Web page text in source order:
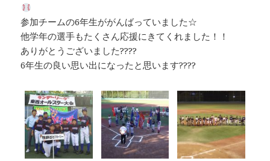
参加チームの6年生ががんばっていました☆
他学年の選手もたくさん応援にきてくれました！！
ありがとうございました????
6年生の良い思い出になったと思います????